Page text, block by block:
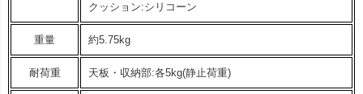
クッション:シリコーン
重量 約5.75kg
耐荷重 天板・収納部:各5kg(静止荷重)